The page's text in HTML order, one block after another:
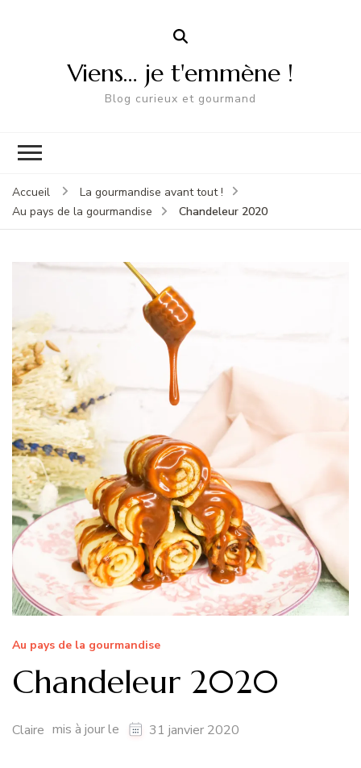
Viens… je t'emmène !
Blog curieux et gourmand
Accueil
La gourmandise avant tout !
Au pays de la gourmandise
Chandeleur 2020
Au pays de la gourmandise
Chandeleur 2020
Claire mis à jour le 31 janvier 2020